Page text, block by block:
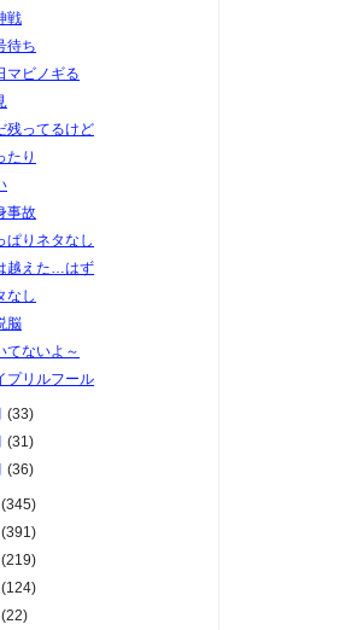
戦
待ち
マビノギる
残ってるけど
たり
事故
ぱりネタなし
越えた…はず
なし
脳
てないよ～
プリルフール
(33)
(31)
(36)
(345)
(391)
(219)
(124)
(22)